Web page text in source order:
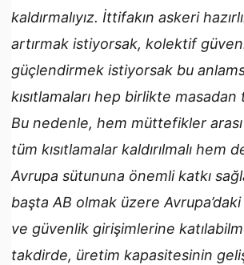
kaldırmalıyız. İttifakın askeri
artırmak istiyorsak, kolektif
güçlendirmek istiyorsak bu
kısıtlamaları hep birlikte
Bu nedenle, hem müttefikler
tüm kısıtlamalar kaldırılmalı hem
Avrupa sütununa önemli katkı
başta AB olmak üzere
ve güvenlik girişimlerine
takdirde, üretim kapasitesinin